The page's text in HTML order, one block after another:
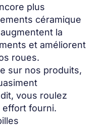
plus
céramique
la
et améliorent
roues.
sur nos produits,
vous roulez
effort fourni.